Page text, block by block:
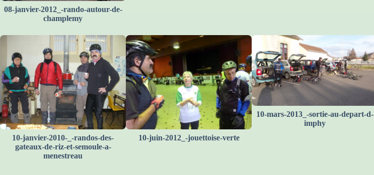
08-janvier-2012_-rando-autour-de-
champlemy
10-janvier-2010-_-randos-des-
gateaux-de-riz-et-semoule-a-
menestreau
10-juin-2012_-jouettoise-verte
10-mars-2013_-sortie-au-depart-d-
imphy